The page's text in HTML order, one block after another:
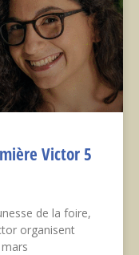
Victor 5
de la foire,
organisent